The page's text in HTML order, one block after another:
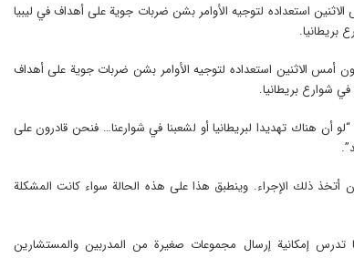
استعداده لتوجيه الأوامر بشن ضربات جوية على أهداف في ليبيا
بريطانيا.
أمس الاثنين استعداده لتوجيه الأوامر بشن ضربات جوية على أهداف
شوارع بريطانيا.
أن هناك تهديدا لبريطانيا أو لشعبنا في شوارعنا… فنحن قادرون على
أتخذ ذلك الإجراء. وينطبق هذا على هذه الحالة سواء كانت المشكلة
تدرس إمكانية إرسال مجموعات صغيرة من المدربين والمستشارين